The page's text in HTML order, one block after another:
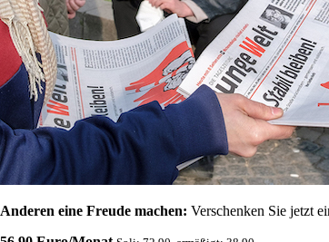
Anderen eine Freude machen: Verschenken Sie jetzt